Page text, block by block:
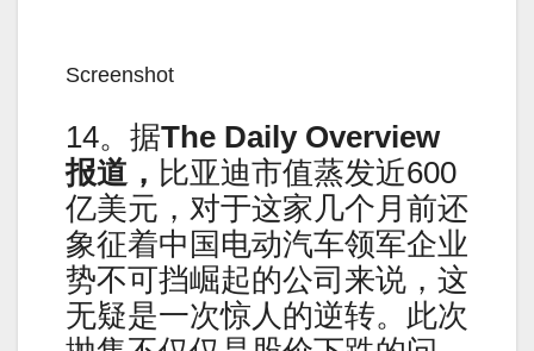
Screenshot
14。据The Daily Overview
报道， 比亚迪市值蒸发近600
亿美元，对于这家几个月前还
象征着中国电动汽车领军企业
势不可挡崛起的公司来说，这
无疑是一次惊人的逆转。此次